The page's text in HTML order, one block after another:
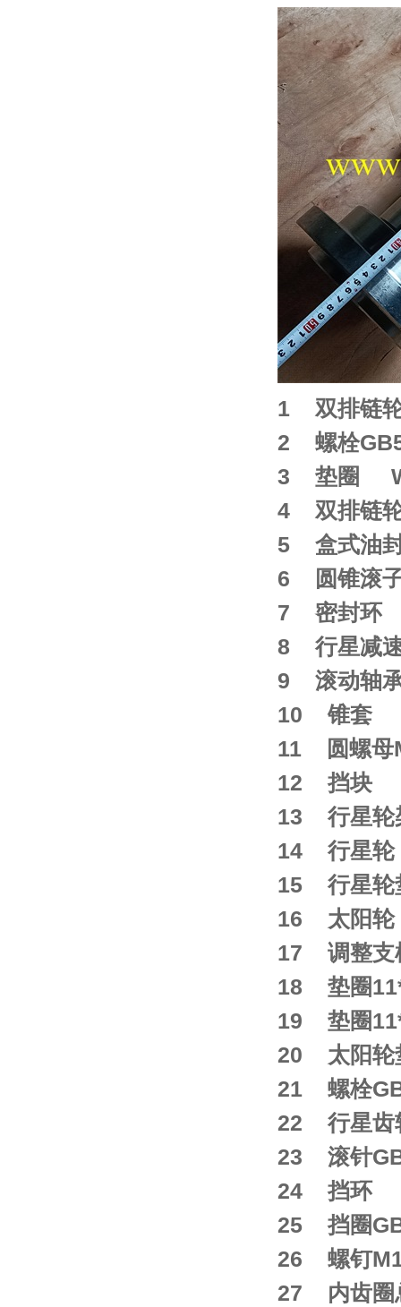
1 双排链
2 螺栓
3 垫圈
4 双排链
5 盒式油
6 圆锥滚
7 密封环
8 行星减
9 滚动轴
10 锥套
11 圆螺
12 挡块
13 行星
14 行星
15 行星
16 太阳
17 调整
18 垫圈
19 垫圈
20 太阳
21 螺栓
22 行星齿
23 滚针
24 挡环
25 挡圈
26 螺钉
27 内齿